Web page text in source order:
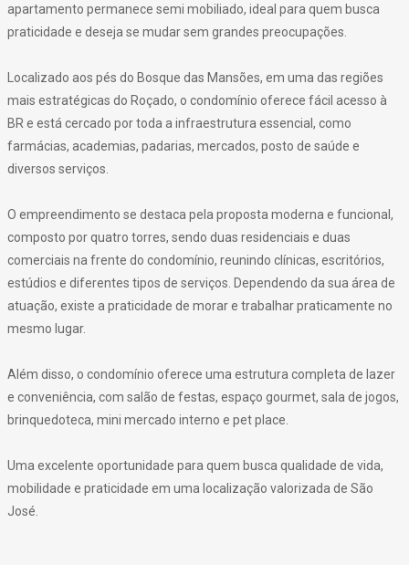
apartamento permanece semi mobiliado, ideal para quem busca
praticidade e deseja se mudar sem grandes preocupações.
Localizado aos pés do Bosque das Mansões, em uma das regiões
mais estratégicas do Roçado, o condomínio oferece fácil acesso à
BR e está cercado por toda a infraestrutura essencial, como
farmácias, academias, padarias, mercados, posto de saúde e
diversos serviços.
O empreendimento se destaca pela proposta moderna e funcional,
composto por quatro torres, sendo duas residenciais e duas
comerciais na frente do condomínio, reunindo clínicas, escritórios,
estúdios e diferentes tipos de serviços. Dependendo da sua área de
atuação, existe a praticidade de morar e trabalhar praticamente no
mesmo lugar.
Além disso, o condomínio oferece uma estrutura completa de lazer
e conveniência, com salão de festas, espaço gourmet, sala de jogos,
brinquedoteca, mini mercado interno e pet place.
Uma excelente oportunidade para quem busca qualidade de vida,
mobilidade e praticidade em uma localização valorizada de São
José.